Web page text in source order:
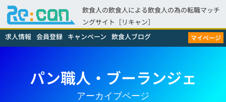
飲食人の飲食人による飲食人の為の転職マッチ
ングサイト［リキャン］
求人情報 会員登録 キャンペーン 飲食人ブログ マイページ
パン職人・ブーランジェ
アーカイブページ